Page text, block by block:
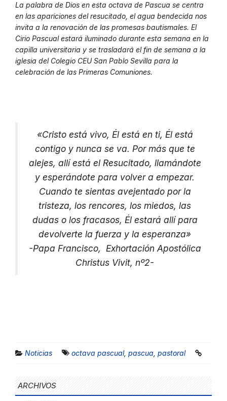
La palabra de Dios en esta octava de Pascua se centra
en las apariciones del resucitado, el agua bendecida nos
invita a la renovación de las promesas bautismales. El
Cirio Pascual estará iluminado durante esta semana en la
capilla universitaria y se trasladará el fin de semana a la
iglesia del Colegio CEU San Pablo Sevilla para la
celebración de las Primeras Comuniones.
«Cristo está vivo, Él está en ti, Él está
contigo y nunca se va. Por más que te
alejes, allí está el Resucitado, llamándote
y esperándote para volver a empezar.
Cuando te sientas avejentado por la
tristeza, los rencores, los miedos, las
dudas o los fracasos, Él estará allí para
devolverte la fuerza y la esperanza»
-Papa Francisco, Exhortación Apostólica
Christus Vivit, nº2-
Noticias octava pascual, pascua pastoral
ARCHIVOS